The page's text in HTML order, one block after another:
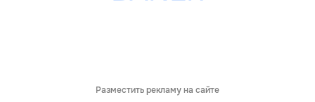
Разместить рекламу на сайте